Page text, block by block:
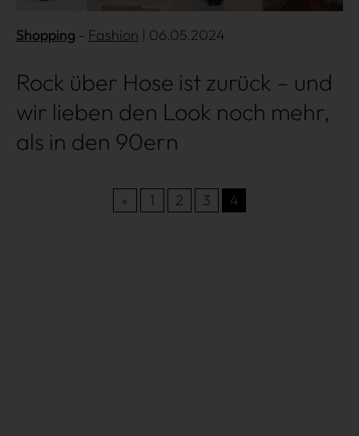
Über uns Kooperationen
Datenschutz Impressum
Shopping Fashion | 06.05.2024
Rock über Hose ist zurück – und
wir lieben den Look noch mehr,
als in den 90ern
« 1 2 3 4